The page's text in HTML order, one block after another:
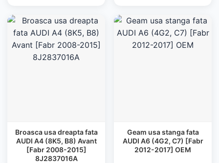
Broasca usa dreapta fata
AUDI A4 (8K5, B8) Avant
[Fabr 2008-2015]
8J2837016A
Geam usa stanga fata
AUDI A6 (4G2, C7) [Fabr
2012-2017] OEM